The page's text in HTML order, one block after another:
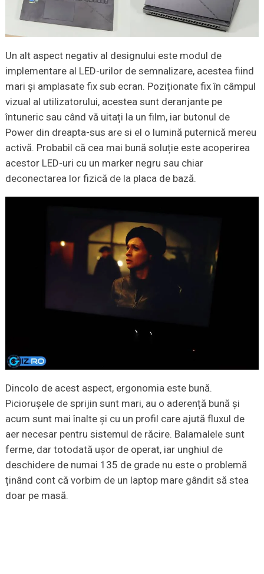
Un alt aspect negativ al designului este modul de
implementare al LED-urilor de semnalizare, acestea fiind
mari și amplasate fix sub ecran. Poziționate fix în câmpul
vizual al utilizatorului, acestea sunt deranjante pe
întuneric sau când vă uitați la un film, iar butonul de
Power din dreapta-sus are si el o lumină puternică mereu
activă. Probabil că cea mai bună soluție este acoperirea
acestor LED-uri cu un marker negru sau chiar
deconectarea lor fizică de la placa de bază.
Dincolo de acest aspect, ergonomia este bună.
Piciorușele de sprijin sunt mari, au o aderență bună și
acum sunt mai înalte și cu un profil care ajută fluxul de
aer necesar pentru sistemul de răcire. Balamalele sunt
ferme, dar totodată ușor de operat, iar unghiul de
deschidere de numai 135 de grade nu este o problemă
ținând cont că vorbim de un laptop mare gândit să stea
doar pe masă.